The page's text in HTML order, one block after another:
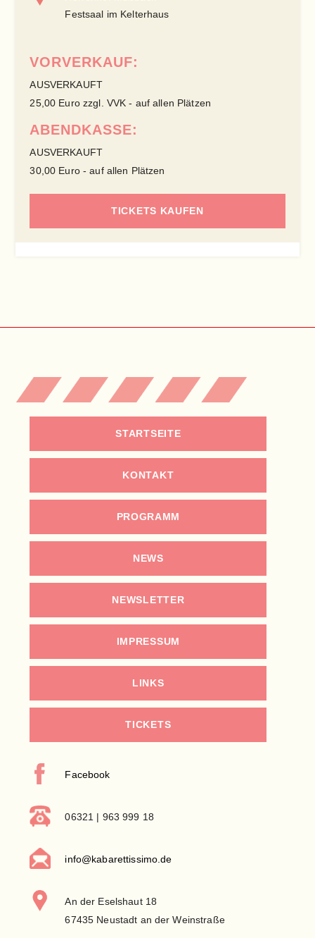
Festsaal im Kelterhaus
VORVERKAUF:
AUSVERKAUFT
25,00 Euro zzgl. VVK - auf allen Plätzen
ABENDKASSE:
AUSVERKAUFT
30,00 Euro - auf allen Plätzen
TICKETS KAUFEN
STARTSEITE
KONTAKT
PROGRAMM
NEWS
NEWSLETTER
IMPRESSUM
LINKS
TICKETS
Facebook
06321 | 963 999 18
info@kabarettissimo.de
An der Eselshaut 18
67435 Neustadt an der Weinstraße